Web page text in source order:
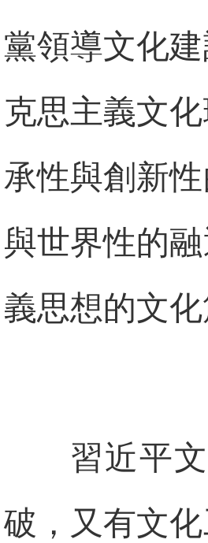
黨領導文化
克思主義文
承性與創新
與世界性的
義思想的文
習近平
破，又有文